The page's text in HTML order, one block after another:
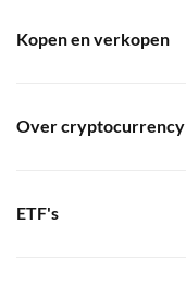
Kopen en verkopen
Over cryptocurrency
ETF's